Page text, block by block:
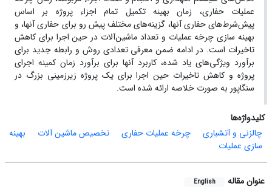
عملیات حفاری، زمان بهینه تکمیل تمام اجزاء پروژه بر اساس
پیش‌شرط‌های حفاری آنها، گزینه‌های مختلف پیش رو برای حفاری آنها، و
بهینه سازی چرخه عملیات و تعداد ماشین‌آلات در حین اجرا برای کاهش
تاخیرات است. در ادامه ضمن معرفی تعدادی روش و رابطه جدید برای
برآورد ویژگی‌های یاد شده، کاربرد آنها برای برآورد زمان کمینه اجرای
پروژه و کاهش تاخیرات حین اجرا برای یک پروژه زیرزمینی بزرگ در
سنگاپور به صورت خلاصه ارائه شده است.
کلیدواژه‌ها
چالزنی و آتشباری
چرخه عملیات حفاری تخصیص ماشین آلات
بهینه
سازی عملیات
عنوان مقاله English